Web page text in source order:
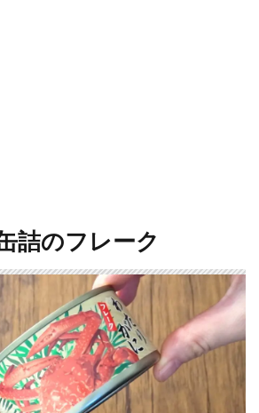
詰のフレーク